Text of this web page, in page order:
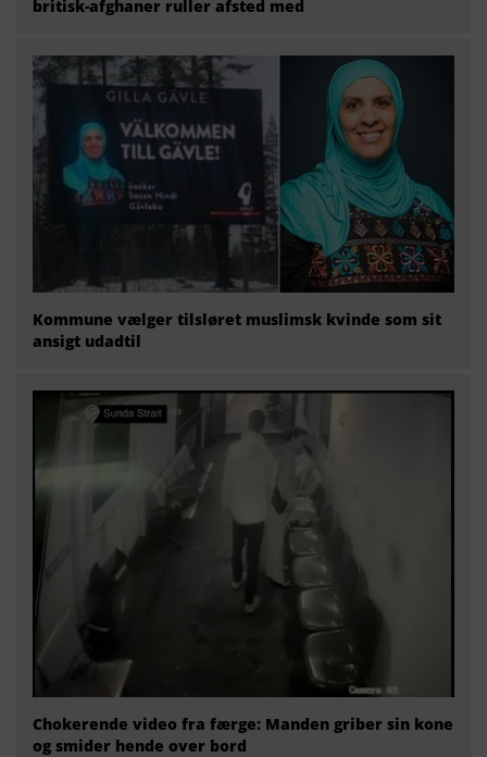
britisk-afghaner ruller afsted med
Kommune vælger tilsløret muslimsk kvinde som sit
ansigt udadtil
Chokerende video fra færge: Manden griber sin kone
og smider hende over bord